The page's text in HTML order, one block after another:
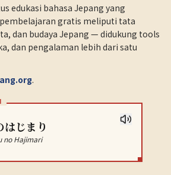
edukasi bahasa Jepang yang
gratis meliputi tata
dan budaya Jepang — didukung tools
dan pengalaman lebih dari satu
.
じまり
no Hajimari